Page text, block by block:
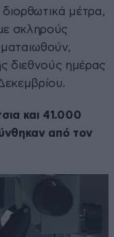
μέτρα,
σκληρούς
διεθνούς ημέρας
και 41.000
από τον